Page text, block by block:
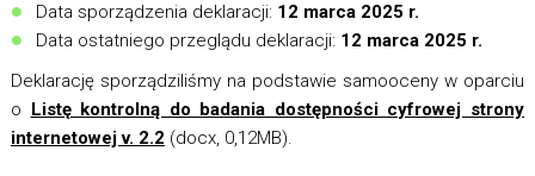
Data sporządzenia deklaracji: 12 marca 2025 r.
Data ostatniego przeglądu deklaracji: 12 marca 2025 r.
Deklarację sporządziliśmy na podstawie samooceny w oparciu
o Listę kontrolną do badania dostępności cyfrowej strony
internetowej v. 2.2 (docx, 0,12MB).